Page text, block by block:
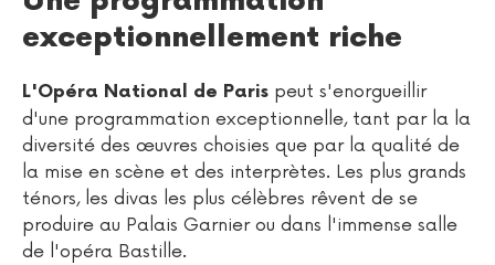
exceptionnellement riche
L'Opéra National de Paris peut s'enorgueillir
d'une programmation exceptionnelle, tant par la la
diversité des œuvres choisies que par la qualité de
la mise en scène et des interprètes. Les plus grands
ténors, les divas les plus célèbres rêvent de se
produire au Palais Garnier ou dans l'immense salle
de l'opéra Bastille.